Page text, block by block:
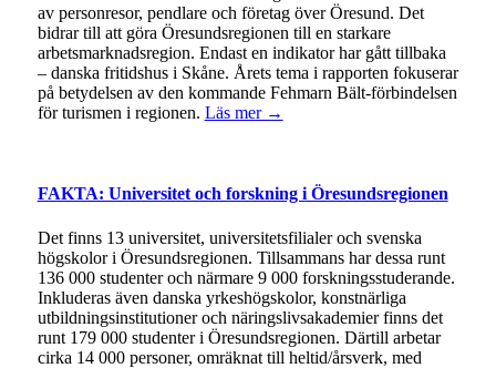
av personresor, pendlare och företag över Öresund. Det
bidrar till att göra Öresundsregionen till en starkare
arbetsmarknadsregion. Endast en indikator har gått tillbaka
– danska fritidshus i Skåne. Årets tema i rapporten fokuserar
på betydelsen av den kommande Fehmarn Bält-förbindelsen
för turismen i regionen. Läs mer →
FAKTA: Universitet och forskning i Öresundsregionen
Det finns 13 universitet, universitetsfilialer och svenska
högskolor i Öresundsregionen. Tillsammans har dessa runt
136 000 studenter och närmare 9 000 forskningsstuderande.
Inkluderas även danska yrkeshögskolor, konstnärliga
utbildningsinstitutioner och näringslivsakademier finns det
runt 179 000 studenter i Öresundsregionen. Därtill arbetar
cirka 14 000 personer, omräknat till heltid/årsverk, med